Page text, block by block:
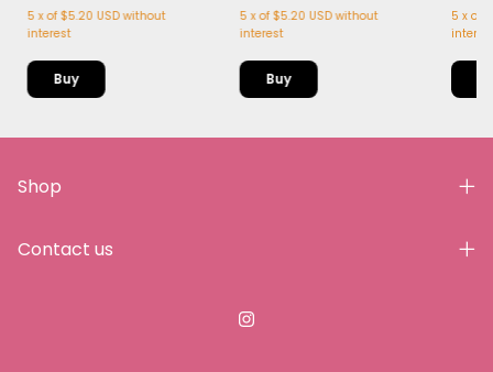
5 xof $5.20 USD without
interest
5 xof $5.20 USD without
interest
5 x of
Shop
Contact us